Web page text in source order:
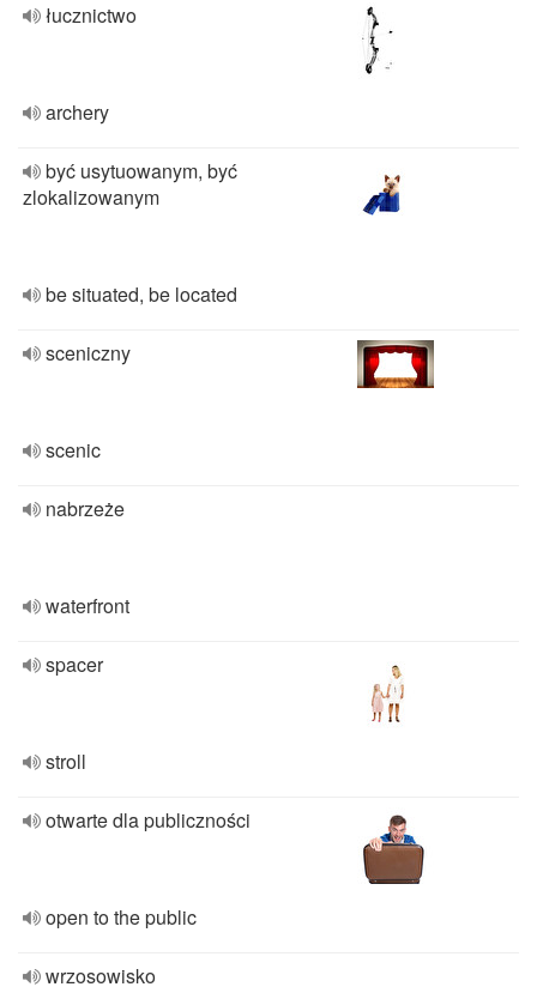
łucznictwo
archery
być usytuowanym, być
zlokalizowanym
be situated, be located
sceniczny
scenic
nabrzeże
waterfront
spacer
stroll
otwarte dla publiczności
open to the public
wrzosowisko